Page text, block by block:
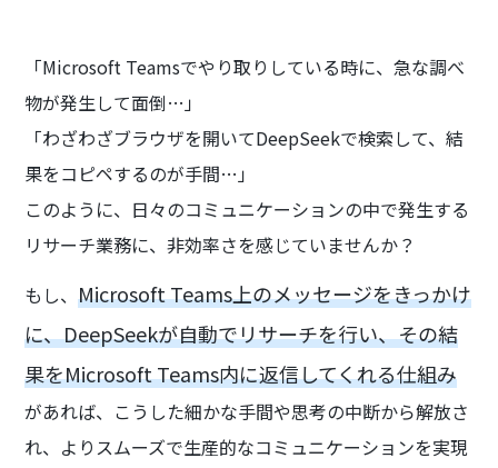
「Microsoft Teamsでやり取りしている時に、急な調べ
物が発生して面倒…」
「わざわざブラウザを開いてDeepSeekで検索して、結
果をコピペするのが手間…」
このように、日々のコミュニケーションの中で発生する
リサーチ業務に、非効率さを感じていませんか？
もし、Microsoft Teams上のメッセージをきっかけ
に、DeepSeekが自動でリサーチを行い、その結
果をMicrosoft Teams内に返信してくれる仕組み
があれば、こうした細かな手間や思考の中断から解放さ
れ、よりスムーズで生産的なコミュニケーションを実現